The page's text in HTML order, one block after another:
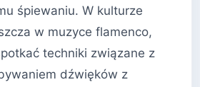
śpiewaniu. W kulturze
w muzyce flamenco,
techniki związane z
dźwięków z